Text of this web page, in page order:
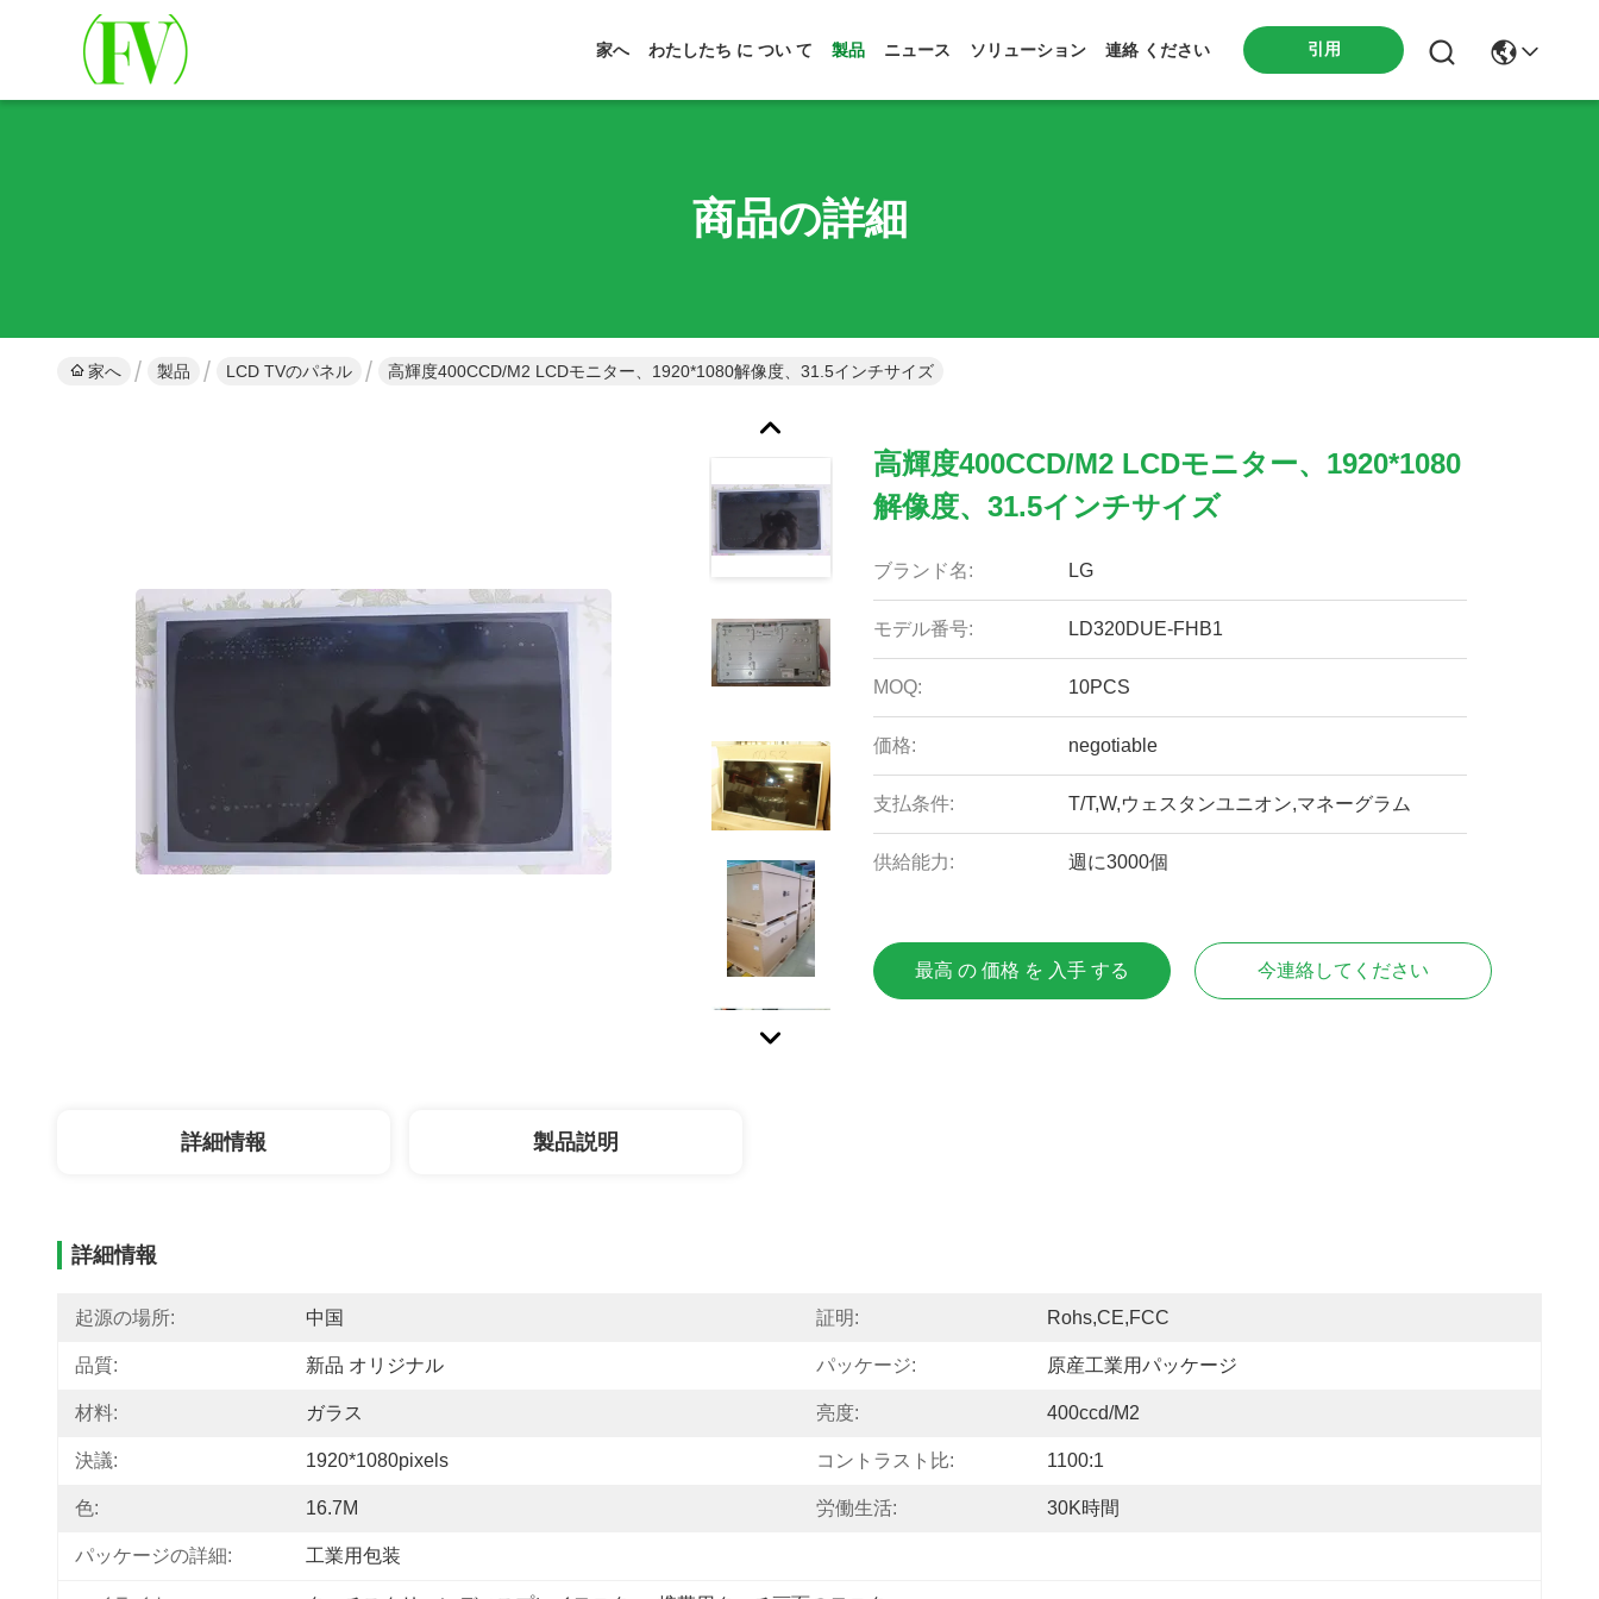
家へ わたしたち に つい て 製品 ニュース ソリューション 連絡 ください 引用
商品の詳細
家へ 製品 LCD TVのパネル 高輝度400CCD/M2 LCDモニター、1920*1080解像度、31.5インチサイズ
高輝度400CCD/M2 LCDモニター、1920*1080
解像度、31.5インチサイズ
ブランド名: LG
モデル番号: LD320DUE-FHB1
MOQ: 10PCS
価格: negotiable
支払条件: T/T,W,ウェスタンユニオン,マネーグラム
供給能力: 週に3000個
最高 の 価格 を 入手 する 今連絡してください
詳細情報 製品説明
詳細情報
起源の場所: 中国 証明: Rohs,CE,FCC
品質: 新品 オリジナル パッケージ: 原産工業用パッケージ
材料: ガラス 亮度: 400ccd/m2
決議: 1920*1080pixels コントラスト比: 1100:1
色: 16.7M 労働生活: 30K時間
パッケージの詳細: 工業用包装